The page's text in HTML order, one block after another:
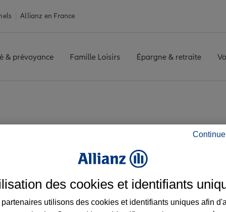
Allianz en France
& prévoyance Famille Loisirs Épargne & retraite
les avis de l'agence
des cookies et identifiants
partenaires utilisons des cookies et identifiants uniques afin